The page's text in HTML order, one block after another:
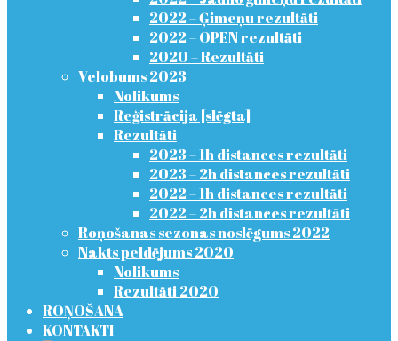
2022 – Ģimeņu rezultāti
2022 – OPEN rezultāti
2020 – Rezultāti
Velobums 2023
Nolikums
Reģistrācija [slēgta]
Rezultāti
2023 – 1h distances rezultāti
2023 – 2h distances rezultāti
2022 – 1h distances rezultāti
2022 – 2h distances rezultāti
Roņošanas sezonas noslēgums 2022
Nakts peldējums 2020
Nolikums
Rezultāti 2020
ROŅOŠANA
KONTAKTI